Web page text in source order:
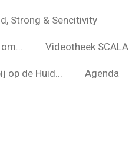
Strong & Sencitivity
Videotheek SCALA
op de Huid... Agenda